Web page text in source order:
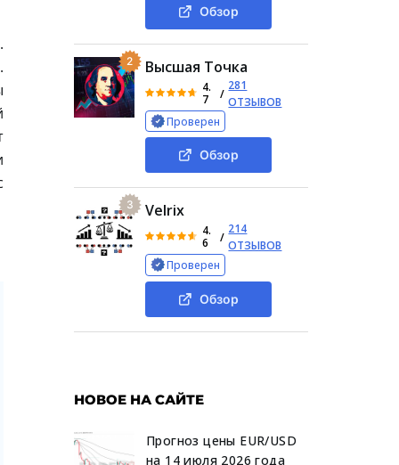
Обзор
2 Высшая Точка
4.
7
/
281
ОТЗЫВОВ
Проверен
Обзор
3 Velrix
4.
6
/
214
ОТЗЫВОВ
Проверен
Обзор
НОВОЕ НА САЙТЕ
Прогноз цены EUR/USD
на 14 июля 2026 года